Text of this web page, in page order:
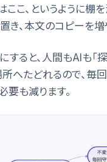
ここ、というように棚
き、本文のコピーを増
すると、人間もAIも「
所へたどれるので、毎
要も減ります。